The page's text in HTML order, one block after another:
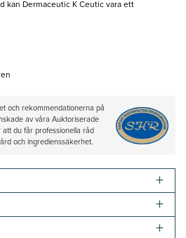
kan Dermaceutic K Ceutic vara ett
och rekommendationerna på
av våra Auktoriserade
du får professionella råd
och ingredienssäkerhet.
+
+
+